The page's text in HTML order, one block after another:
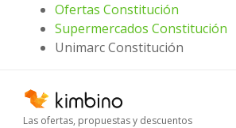
Ofertas Constitución
Supermercados Constitución
Unimarc Constitución
Las ofertas, propuestas y descuentos